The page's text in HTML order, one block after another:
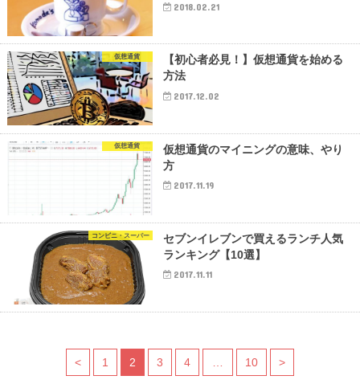
2018.02.21
仮想通貨
【初心者必見！】仮想通貨を始める
方法
2017.12.02
仮想通貨
仮想通貨のマイニングの意味、やり
方
2017.11.19
コンビニ・スーパー
セブンイレブンで買えるランチ人気
ランキング【10選】
2017.11.11
< 1 2 3 4 … 10 >